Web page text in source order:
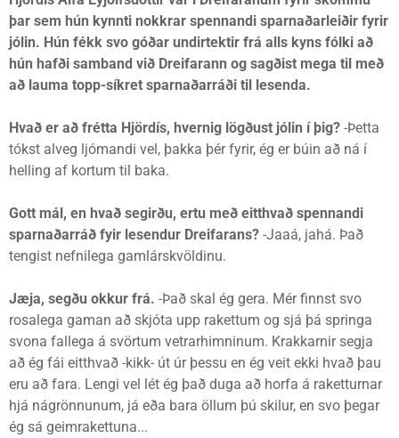
þar sem hún kynnti nokkrar spennandi sparnaðarleiðir fyrir
jólin. Hún fékk svo góðar undirtektir frá alls kyns fólki að
hún hafði samband við Dreifarann og sagðist mega til með
að lauma topp-síkret sparnaðarráði til lesenda.
Hvað er að frétta Hjördís, hvernig lögðust jólin í þig? -Þetta
tókst alveg ljómandi vel, þakka þér fyrir, ég er búin að ná í
helling af kortum til baka.
Gott mál, en hvað segirðu, ertu með eitthvað spennandi
sparnaðarráð fyir lesendur Dreifarans? -Jaaá, jahá. Það
tengist nefnilega gamlárskvöldinu.
Jæja, segðu okkur frá. -Það skal ég gera. Mér finnst svo
rosalega gaman að skjóta upp rakettum og sjá þá springa
svona fallega á svörtum vetrarhimninum. Krakkarnir segja
að ég fái eitthvað -kikk- út úr þessu en ég veit ekki hvað þau
eru að fara. Lengi vel lét ég það duga að horfa á raketturnar
hjá nágrönnunum, já eða bara öllum þú skilur, en svo þegar
ég sá geimrakettuna...